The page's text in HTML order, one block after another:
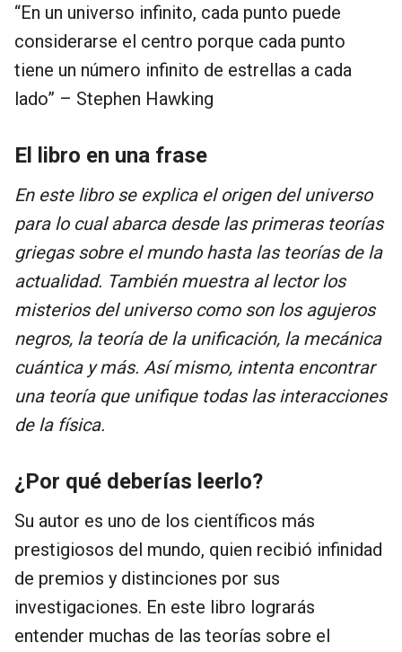
“En un universo infinito, cada punto puede
considerarse el centro porque cada punto
tiene un número infinito de estrellas a cada
lado” – Stephen Hawking
El libro en una frase
En este libro se explica el origen del universo
para lo cual abarca desde las primeras teorías
griegas sobre el mundo hasta las teorías de la
actualidad. También muestra al lector los
misterios del universo como son los agujeros
negros, la teoría de la unificación, la mecánica
cuántica y más. Así mismo, intenta encontrar
una teoría que unifique todas las interacciones
de la física.
¿Por qué deberías leerlo?
Su autor es uno de los científicos más
prestigiosos del mundo, quien recibió infinidad
de premios y distinciones por sus
investigaciones. En este libro lograrás
entender muchas de las teorías sobre el